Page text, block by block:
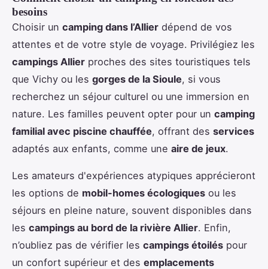
besoins
Choisir un camping dans l’Allier dépend de vos
attentes et de votre style de voyage. Privilégiez les
campings Allier proches des sites touristiques tels
que Vichy ou les gorges de la Sioule, si vous
recherchez un séjour culturel ou une immersion en
nature. Les familles peuvent opter pour un camping
familial avec piscine chauffée, offrant des services
adaptés aux enfants, comme une aire de jeux.
Les amateurs d'expériences atypiques apprécieront
les options de mobil-homes écologiques ou les
séjours en pleine nature, souvent disponibles dans
les campings au bord de la rivière Allier. Enfin,
n’oubliez pas de vérifier les campings étoilés pour
un confort supérieur et des emplacements